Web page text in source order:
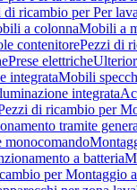
di ricambio per Per
a colonnaMobili a
contenitorePezzi di
Prese elettriche
integrataMobili
integrata
di ricambio per
tramite
monocomando
a batteria
per Montaggio